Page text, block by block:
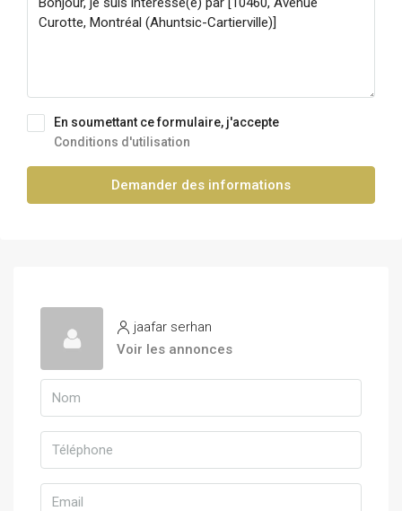
En soumettant ce formulaire, j'accepte
Conditions d'utilisation
Demander des informations
jaafar serhan
Voir les annonces